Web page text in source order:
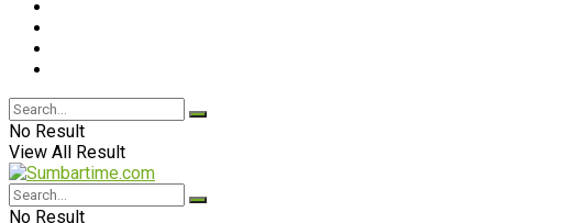
No Result
View All Result
No Result